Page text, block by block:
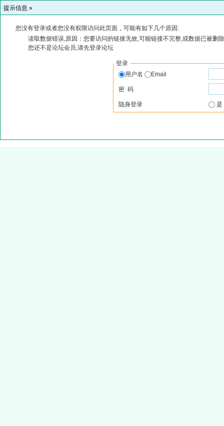
提示信息 »
您没有登录或者您没有权限访问此页面，可能有如下几个原因:
读取数据错误,原因：您要访问的链接无效,可能链接不完整,或数据已被删
您还不是论坛会员,请先登录论坛
登录
用户名
Email
密 码
隐身登录